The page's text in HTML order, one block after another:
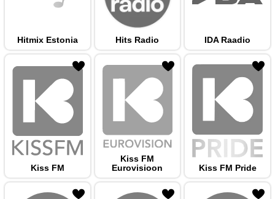
Hitmix Estonia Hits Radio IDA Raadio
Kiss FM
Kiss FM
Eurovisioon
Kiss FM Pride